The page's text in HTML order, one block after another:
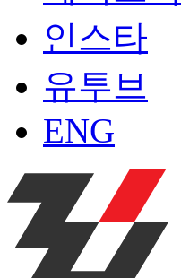
인스타
유투브
ENG